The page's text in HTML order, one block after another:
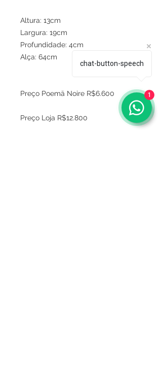
Altura: 13cm
Largura: 19cm
Profundidade: 4cm
Alça: 64cm
Preço Poemä Noire R$6.600
Preço Loja R$12.800
chat-button-speech
1